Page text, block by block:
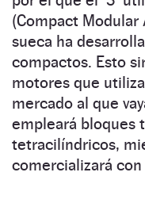
(Compact
sueca ha
compactos. Esto
motores que
mercado al que
empleará bloques
tetracilíndricos,
comercializará con